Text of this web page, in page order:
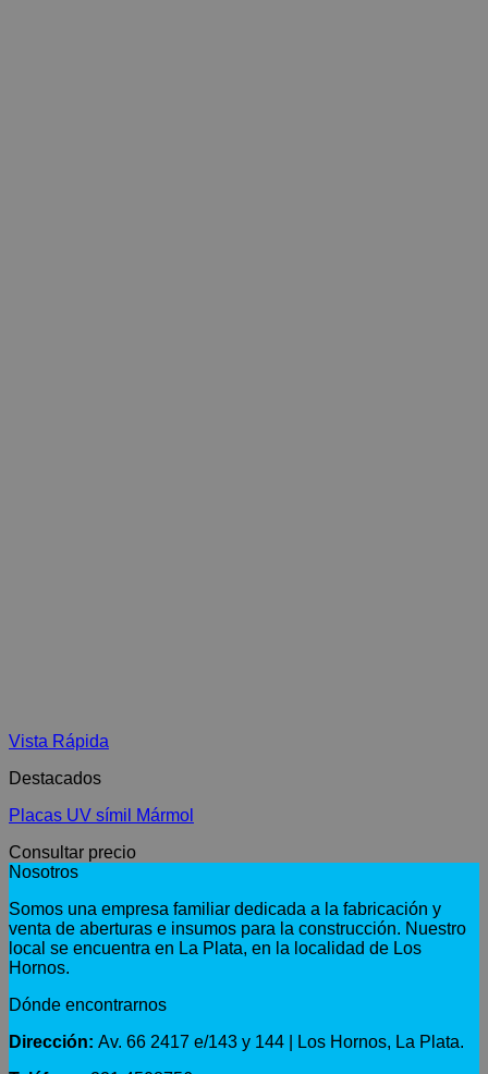
Vista Rápida
Destacados
Placas UV símil Mármol
Consultar precio
Nosotros
Somos una empresa familiar dedicada a la fabricación y
venta de aberturas e insumos para la construcción. Nuestro
local se encuentra en La Plata, en la localidad de Los
Hornos.
Dónde encontrarnos
Dirección: Av. 66 2417 e/143 y 144 | Los Hornos, La Plata.